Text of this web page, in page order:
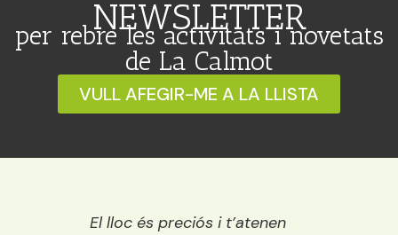
NEWSLETTER
per rebre les activitats i novetats
de La Calmot
VULL AFEGIR-ME A LA LLISTA
El lloc és preciós i t’atenen